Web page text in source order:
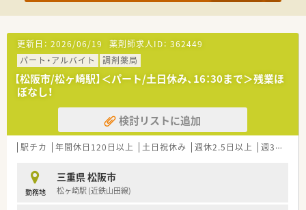
更新日： 2026/06/19 薬剤師求人ID： 362449
パート・アルバイト
調剤薬局
【松阪市/松ヶ崎駅】＜パート/土日休み、16：30まで＞残業ほ
ぼなし！
検討リストに追加
駅チカ 年間休日120日以上 土日祝休み 週休2.5日以上 週32h以上
勤務地
三重県 松阪市
松ヶ崎駅 (近鉄山田線)